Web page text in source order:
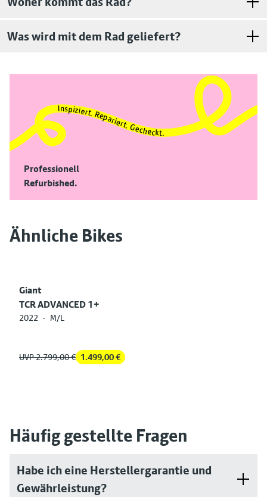
Was wird mit dem Rad geliefert?
Inspiziert. Repariert. Gecheckt.
Professionell
Refurbished.
Ähnliche Bikes
Giant
TCR ADVANCED 1+
2022 · M/L
UVP 2.799,00 € 1.499,00 €
Häufig gestellte Fragen
Habe ich eine Herstellergarantie und
Gewährleistung?